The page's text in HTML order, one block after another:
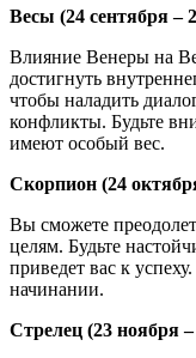
Весы (24 сентября –
Влияние Венеры на
достигнуть
чтобы наладить
конфликты. Будьте
имеют особый вес.
Скорпион (24
Вы сможете
целям. Будьте
приведет вас к
начинании.
Стрелец (23 ноября